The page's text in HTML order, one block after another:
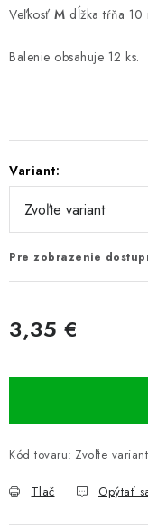
Veľkosť M dĺžka tŕňa 10
Balenie obsahuje 12 ks.
Variant:
Pre zobrazenie
3,35 €
Kód tovaru: Zvoľte variant
Tlač Opýtať